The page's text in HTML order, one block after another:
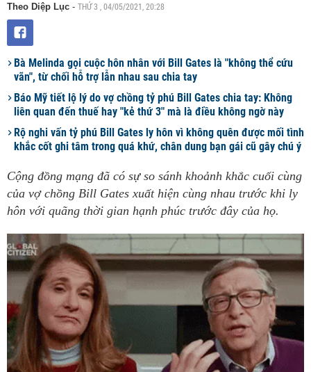
Theo Diệp Lục - THỨ 3 , 04/05/2021, 20:28
Bà Melinda gọi cuộc hôn nhân với Bill Gates là "không thể cứu
vãn", từ chối hỗ trợ lẫn nhau sau chia tay
Báo Mỹ tiết lộ lý do vợ chồng tỷ phú Bill Gates chia tay: Không
liên quan đến thuế hay "kẻ thứ 3" mà là điều không ngờ này
Rộ nghi vấn tỷ phú Bill Gates ly hôn vì không quên được mối tình
khắc cốt ghi tâm trong quá khứ, chân dung bạn gái cũ gây chú ý
Cộng đồng mạng đã có sự so sánh khoảnh khắc cuối cùng
của vợ chồng Bill Gates xuất hiện cùng nhau trước khi ly
hôn với quãng thời gian hạnh phúc trước đây của họ.